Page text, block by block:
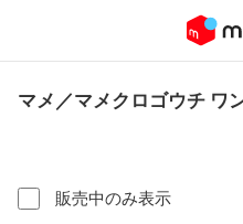
マメ／マメクロゴウチ ワ
販売中のみ表示